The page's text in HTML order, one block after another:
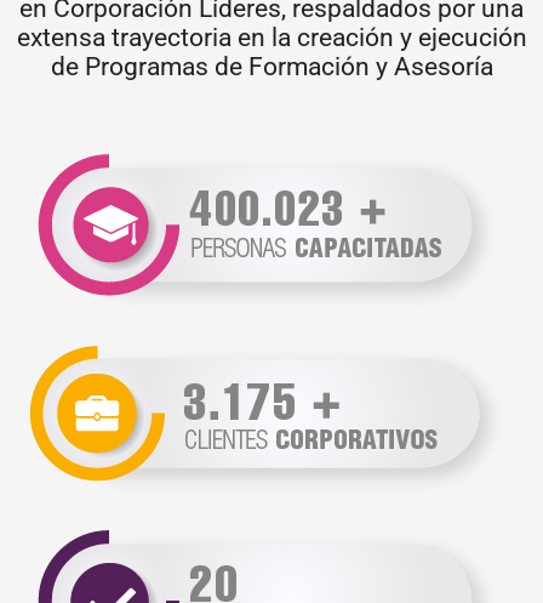
en Corporación Líderes, respaldados por una
extensa trayectoria en la creación y ejecución
de Programas de Formación y Asesoría